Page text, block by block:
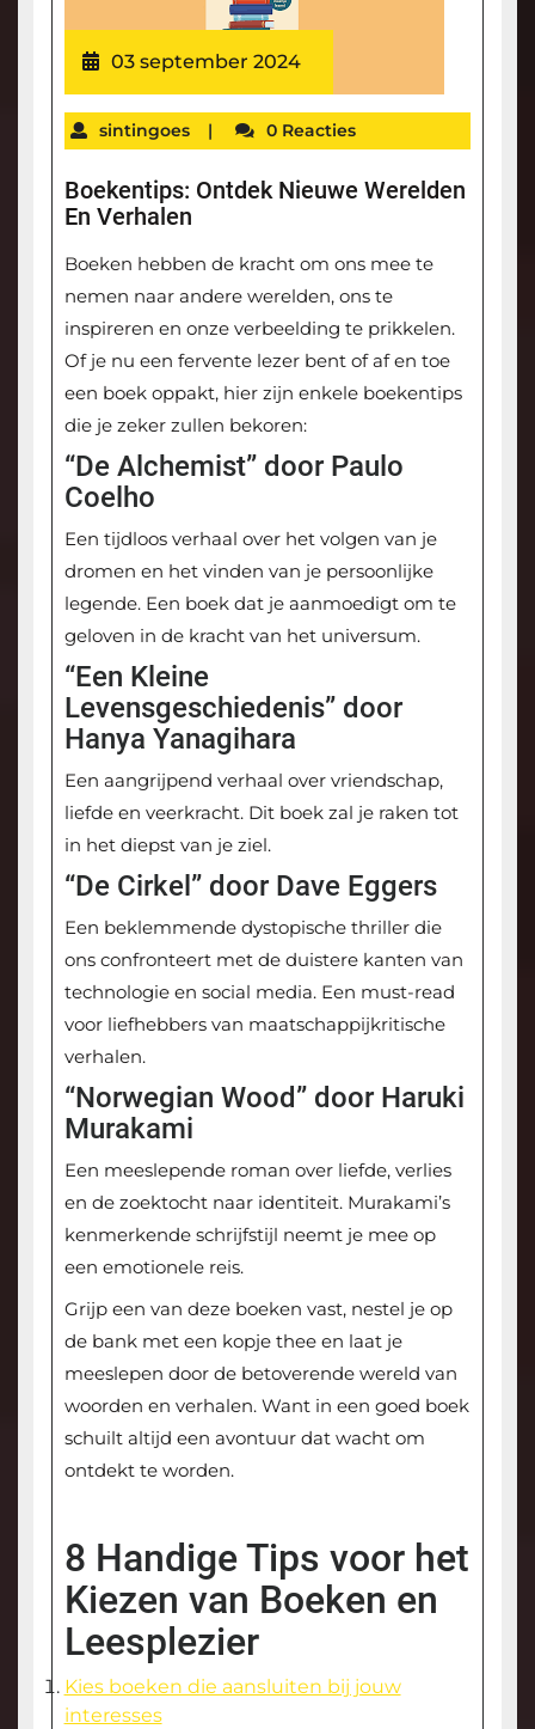
03 september 2024
sintingoes | 0 Reacties
Boekentips: Ontdek Nieuwe Werelden
En Verhalen
Boeken hebben de kracht om ons mee te
nemen naar andere werelden, ons te
inspireren en onze verbeelding te prikkelen.
Of je nu een fervente lezer bent of af en toe
een boek oppakt, hier zijn enkele boekentips
die je zeker zullen bekoren:
“De Alchemist” door Paulo
Coelho
Een tijdloos verhaal over het volgen van je
dromen en het vinden van je persoonlijke
legende. Een boek dat je aanmoedigt om te
geloven in de kracht van het universum.
“Een Kleine
Levensgeschiedenis” door
Hanya Yanagihara
Een aangrijpend verhaal over vriendschap,
liefde en veerkracht. Dit boek zal je raken tot
in het diepst van je ziel.
“De Cirkel” door Dave Eggers
Een beklemmende dystopische thriller die
ons confronteert met de duistere kanten van
technologie en social media. Een must-read
voor liefhebbers van maatschappijkritische
verhalen.
“Norwegian Wood” door Haruki
Murakami
Een meeslepende roman over liefde, verlies
en de zoektocht naar identiteit. Murakami’s
kenmerkende schrijfstijl neemt je mee op
een emotionele reis.
Grijp een van deze boeken vast, nestel je op
de bank met een kopje thee en laat je
meeslepen door de betoverende wereld van
woorden en verhalen. Want in een goed boek
schuilt altijd een avontuur dat wacht om
ontdekt te worden.
8 Handige Tips voor het
Kiezen van Boeken en
Leesplezier
Kies boeken die aansluiten bij jouw
interesses